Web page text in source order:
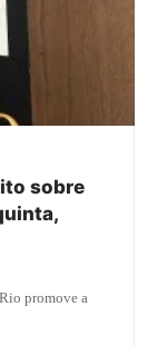
sobre
promove a